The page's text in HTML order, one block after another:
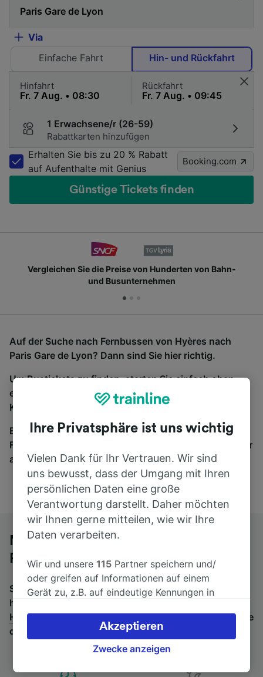
Via
Einfache Fahrt
Hin- und Rückfahrt
Hinfahrt Rückfahrt
1 Erwachsene/r (26-59)
Rabattkarten hinzufügen
Erhalten Sie bis zu 20 % Rabatt
auf Aufenthalte mit Genius
Booking.com
Günstige Tickets finden
Vergleichen Sie die Preise von Hunderten von Bahn-
und Busunternehmen
Auf der Suche nach Fernbussen von Hyères nach
Paris Gare de Lyon? Dann sind Sie hier richtig.
Um Bustickets zu finden, starten Sie einfach oben
eine Suche und wir vergleichen Fahrtzeiten und
Kosten für Bahn- und Busreisen miteinander.
Egal, wohin die Reise geht – starten Sie mit uns.
Finden Sie hier Fahrkarten für Verbindungen von mehr
als 170 Bahn- und Busunternehmen.
Mit dem Fernbus von Hyères nach
Paris Gare de Lyon
Suchen Sie nach einem Rückfahrtticket? Dann bitte
hier entlang:Fernbusse von Paris Gare de Lyon nach
Hyères.Wenn Sie lieber mit dem Zug fahren, prüfen Sie
die
Züge von Hyères bis Paris Gare de Lyon
Ihre Privatsphäre ist uns wichtig
Vielen Dank für Ihr Vertrauen. Wir sind
uns bewusst, dass der Umgang mit Ihren
persönlichen Daten eine große
Verantwortung darstellt. Daher möchten
wir Ihnen gerne mitteilen, wie wir Ihre
Daten verarbeiten.
Wir und unsere115 Partner speichern und/
oder greifen auf Informationen auf einem
Gerät zu, z.B. auf eindeutige Kennungen in
verarbeiten. Sie können Ihre Präferenzen
akzeptieren oder verwalten, einschließlich
Ihres Widerspruchsrechts bei berechtigtem
Zwecke anzeigen
Akzeptieren